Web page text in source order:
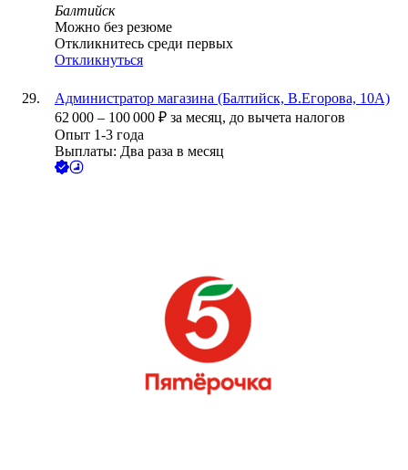
Балтийск
Можно без резюме
Откликнитесь среди первых
Откликнуться
Администратор магазина (Балтийск, В.Егорова, 10А)
62 000 – 100 000 ₽ за месяц, до вычета налогов
Опыт 1-3 года
Выплаты: Два раза в месяц